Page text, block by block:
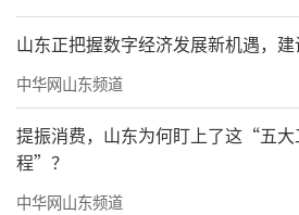
增“体育课”可以根据学生
开展体能、球类、民族传统
目等活动。全市推行实施每
育大课间活动，两次活动总
鼓励学校充分利用校内课外
体育活动，落实每天综合体
山东正把握数字经济发展新机遇，
中华网山东频道
提振消费，山东为何盯上了这“五大
程”？
中华网山东频道